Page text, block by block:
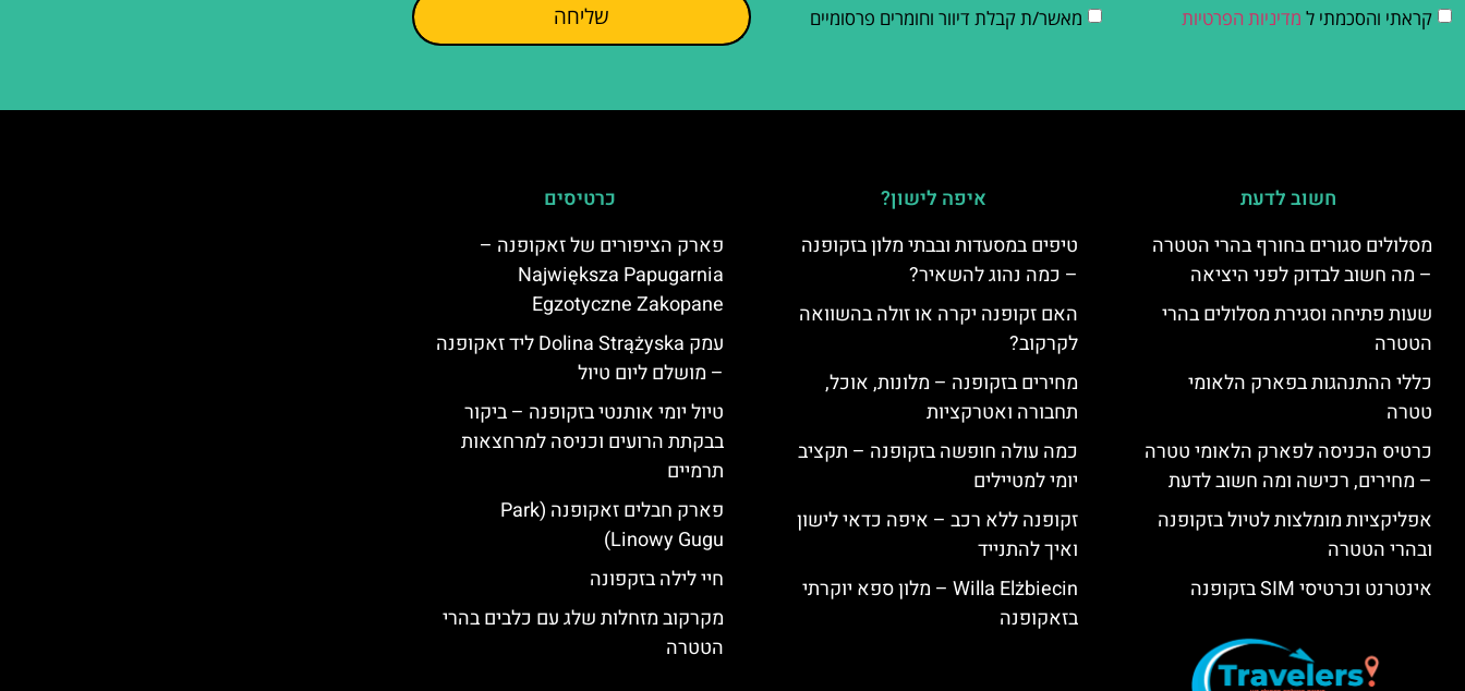
קראתי והסכמתי ל מדיניות הפרטיות מאשר/ת קבלת דיוור וחומרים פרסומיים שליחה
חשוב לדעת
מסלולים סגורים בחורף בהרי הטטרה
– מה חשוב לבדוק לפני היציאה
שעות פתיחה וסגירת מסלולים בהרי
הטטרה
כללי ההתנהגות בפארק הלאומי
טטרה
כרטיס הכניסה לפארק הלאומי טטרה
– מחירים, רכישה ומה חשוב לדעת
אפליקציות מומלצות לטיול בזקופנה
ובהרי הטטרה
אינטרנט וכרטיסי SIM בזקופנה
איפה לישון?
טיפים במסעדות ובבתי מלון בזקופנה
– כמה נהוג להשאיר?
האם זקופנה יקרה או זולה בהשוואה
לקרקוב?
מחירים בזקופנה – מלונות, אוכל,
תחבורה ואטרקציות
כמה עולה חופשה בזקופנה – תקציב
יומי למטיילים
זקופנה ללא רכב – איפה כדאי לישון
ואיך להתנייד
Willa Elżbiecin – מלון ספא יוקרתי
בזאקופנה
כרטיסים
פארק הציפורים של זאקופנה –
Największa Papugarnia
Egzotyczne Zakopane
עמק Dolina Strążyska ליד זאקופנה
– מושלם ליום טיול
טיול יומי אותנטי בזקופנה – ביקור
בבקתת הרועים וכניסה למרחצאות
תרמיים
פארק חבלים זאקופנה (Park
Linowy Gugu)
חיי לילה בזקפונה
מקרקוב מזחלות שלג עם כלבים בהרי
הטטרה